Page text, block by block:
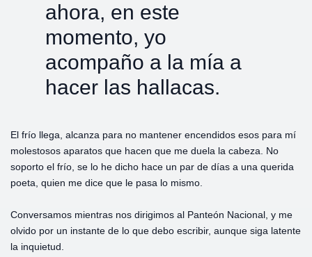
ahora, en este
momento, yo
acompaño a la mía a
hacer las hallacas.
El frío llega, alcanza para no mantener encendidos esos para mí
molestosos aparatos que hacen que me duela la cabeza. No
soporto el frío, se lo he dicho hace un par de días a una querida
poeta, quien me dice que le pasa lo mismo.
Conversamos mientras nos dirigimos al Panteón Nacional, y me
olvido por un instante de lo que debo escribir, aunque siga latente
la inquietud.